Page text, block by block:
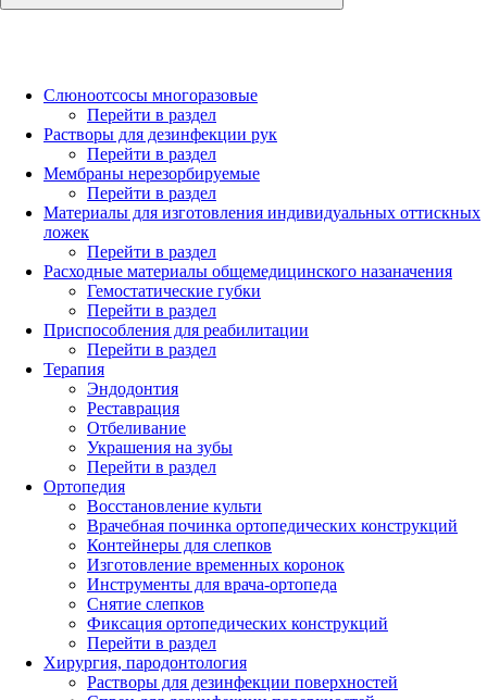
Слюноотсосы многоразовые
Перейти в раздел
Растворы для дезинфекции рук
Перейти в раздел
Мембраны нерезорбируемые
Перейти в раздел
Материалы для изготовления индивидуальных оттискных
ложек
Перейти в раздел
Расходные материалы общемедицинского назаначения
Гемостатические губки
Перейти в раздел
Приспособления для реабилитации
Перейти в раздел
Терапия
Эндодонтия
Реставрация
Отбеливание
Украшения на зубы
Перейти в раздел
Ортопедия
Восстановление культи
Врачебная починка ортопедических конструкций
Контейнеры для слепков
Изготовление временных коронок
Инструменты для врача-ортопеда
Снятие слепков
Фиксация ортопедических конструкций
Перейти в раздел
Хирургия, пародонтология
Растворы для дезинфекции поверхностей